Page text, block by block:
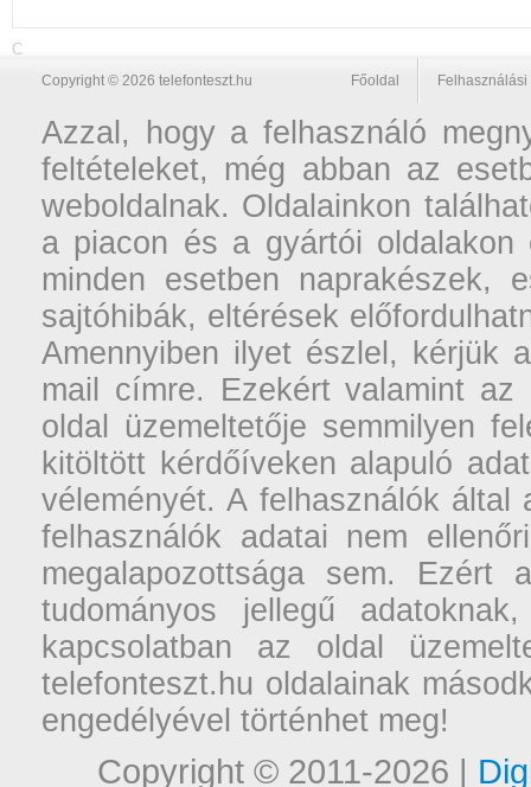
C
Copyright © 2026 telefonteszt.hu Főoldal
Azzal, hogy a felhasználó
feltételeket, még abban az
weboldalnak. Oldalainkon
a piacon és a gyártói oldalakon
minden esetben naprakészek,
sajtóhibák, eltérések
Amennyiben ilyet észlel, kérjük
mail címre. Ezekért valamint
oldal üzemeltetője semmilyen
kitöltött kérdőíveken alapuló
véleményét. A felhasználók
felhasználók adatai nem
megalapozottsága sem. Ezért
tudományos jellegű
kapcsolatban az oldal
telefonteszt.hu oldalainak
engedélyével történhet meg!
Copyright © 2011-2026 |